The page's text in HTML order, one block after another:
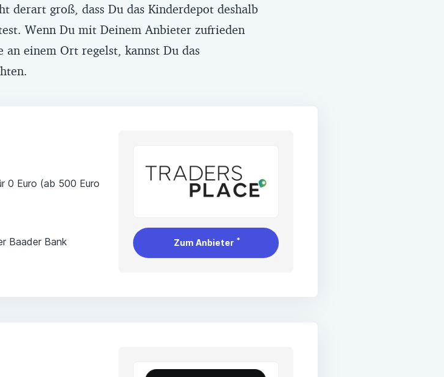
derart groß, dass Du das Kinderdepot deshalb
Wenn Du mit Deinem Anbieter zufrieden
an einem Ort regelst, kannst Du das
0 Euro (ab 500 Euro
Baader Bank
Zum Anbieter *